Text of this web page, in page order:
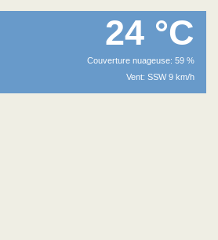
24 °C
Couverture nuageuse: 59 %
Vent: SSW 9 km/h